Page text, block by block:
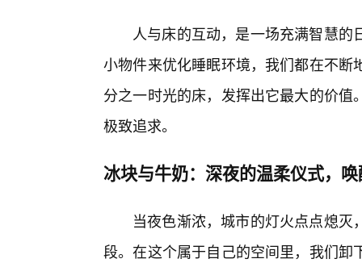
人与床的互动，是一场充满智慧
小物件来优化睡眠环境，我们都在不
分之一时光的床，发挥出它最大的价
极致追求。
冰块与牛奶：深夜的温柔仪式，
当夜色渐浓，城市的灯火点点熄
段。在这个属于自己的空间里，我们